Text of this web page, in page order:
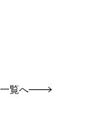
一覧へ